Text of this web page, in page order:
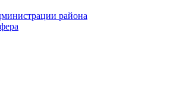
района